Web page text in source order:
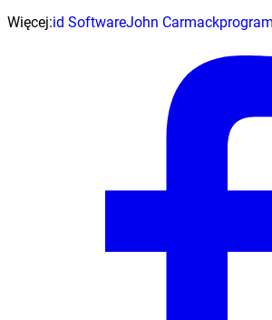
Więcej:id SoftwareJohn Carmack